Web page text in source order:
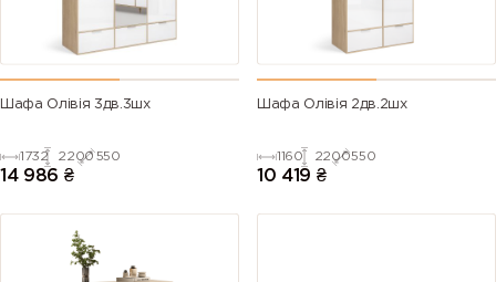
Шафа Олівія 3дв.3шх
1732 2200550
14 986 ₴
Шафа Олівія 2дв.2шх
1160 2200550
10 419 ₴